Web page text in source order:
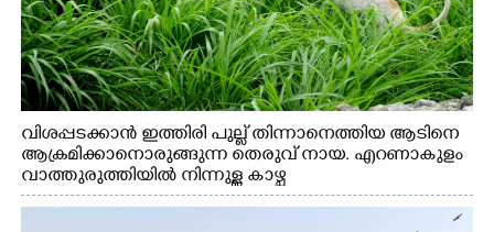
വിശപ്പടക്കാൻ ഇത്തിരി പുല്ല് തിന്നാനെത്തിയ ആടിനെ
ആക്രമിക്കാനൊരുങ്ങുന്ന തെരുവ് നായ. എറണാകുളം
വാത്തുരുത്തിയിൽ നിന്നുള്ള കാഴ്ച
Copy Link